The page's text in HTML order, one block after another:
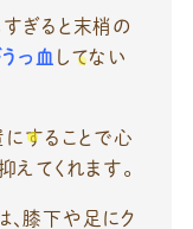
末梢の
っ血 してない
することで心
えてくれます。
や足にク